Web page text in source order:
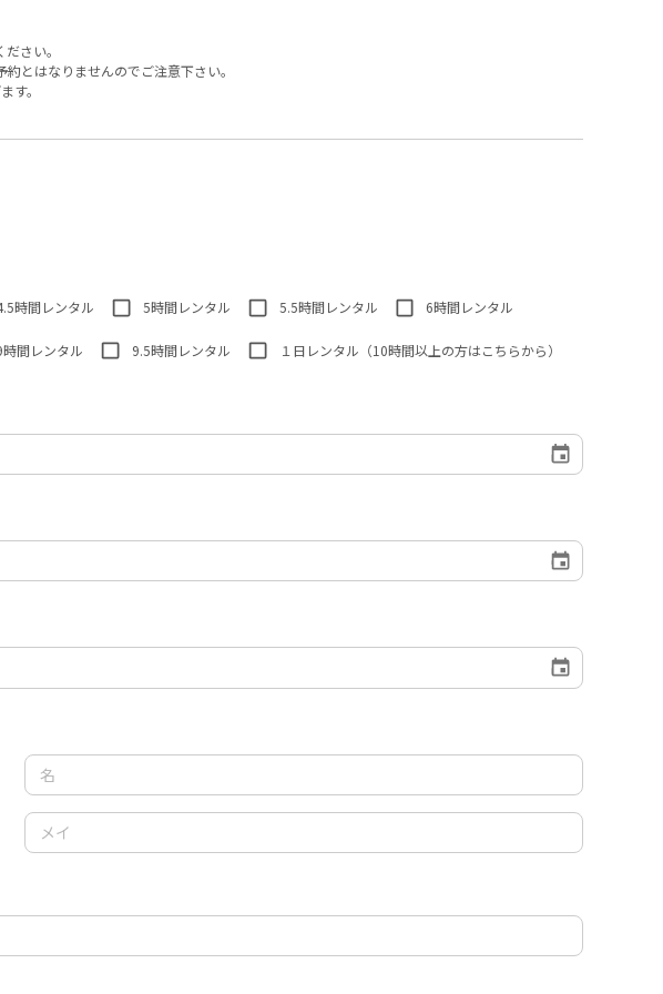
さい。
とはなりませんのでご注意下さい。
す。
時間レンタル 5時間レンタル 5.5時間レンタル 6時間レンタル
時間レンタル 9.5時間レンタル １日レンタル（10時間以上の方はこちらから）